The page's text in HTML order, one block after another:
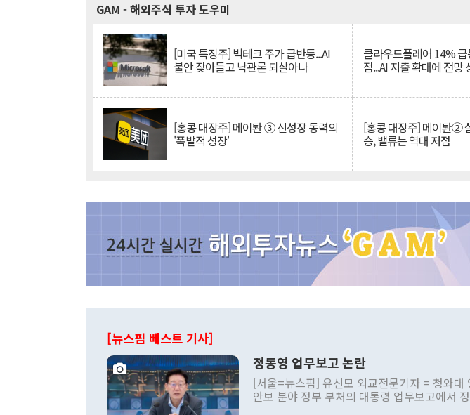
GAM - 해외주식 투자 도우미
[미국 특징주] 빅테크 주가 급반등...AI
불안 잦아들고 낙관론 되살아나
클라우드플레어 14%
점...AI 지출 확대에 전망
[홍콩 대장주] 메이퇀 ③ 신성장 동력의
'폭발적 성장'
[홍콩 대장주] 메이퇀②
승, 밸류는 역대 저점
[뉴스핌 베스트 기사]
정동영 업무보고 논란
[서울=뉴스핌] 유신모 외교전문기자 = 청와대
안보 분야 정부 부처의 대통령 업무보고에서